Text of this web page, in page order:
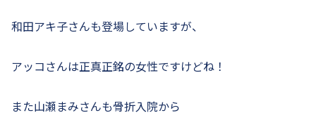
和田アキ子さんも登場していますが、
アッコさんは正真正銘の女性ですけどね！
また山瀬まみさんも骨折入院から